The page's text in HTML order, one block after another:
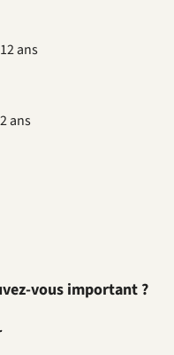
ans
ans
vous important ?